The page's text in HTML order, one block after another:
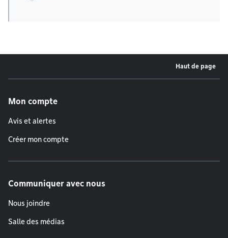
Haut de page
Mon compte
Avis et alertes
Créer mon compte
Communiquer avec nous
Nous joindre
Salle des médias